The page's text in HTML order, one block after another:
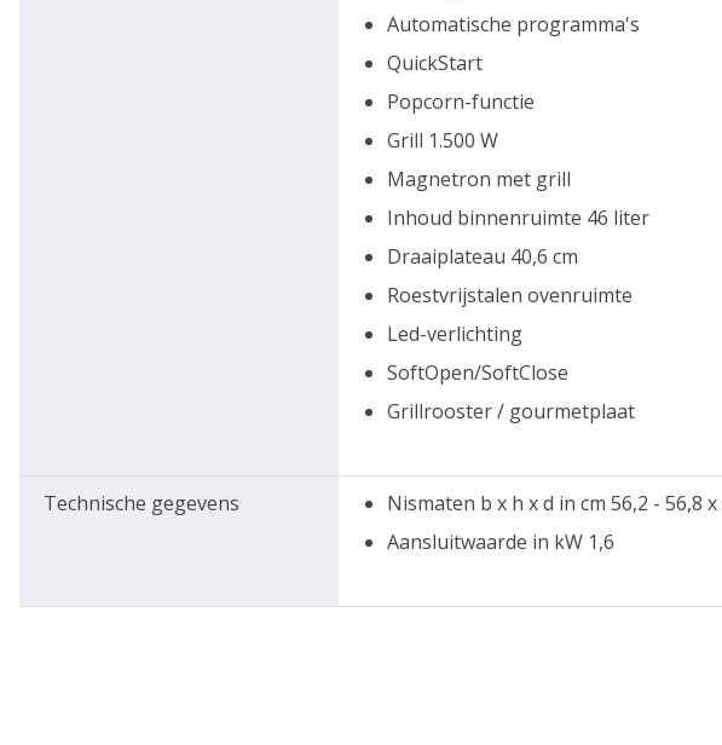
Automatische programma's
QuickStart
Popcorn-functie
Grill 1.500 W
Magnetron met grill
Inhoud binnenruimte 46 liter
Draaiplateau 40,6 cm
Roestvrijstalen ovenruimte
Led-verlichting
SoftOpen/SoftClose
Grillrooster / gourmetplaat
Technische gegevens
Nismaten b x h x d in cm 56,2 - 56,8 x
Aansluitwaarde in kW 1,6